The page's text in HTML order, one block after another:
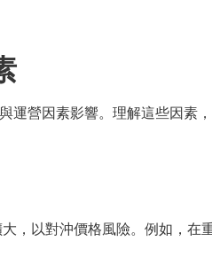
運營因素影響。理解這些因素
，以對沖價格風險。例如，在